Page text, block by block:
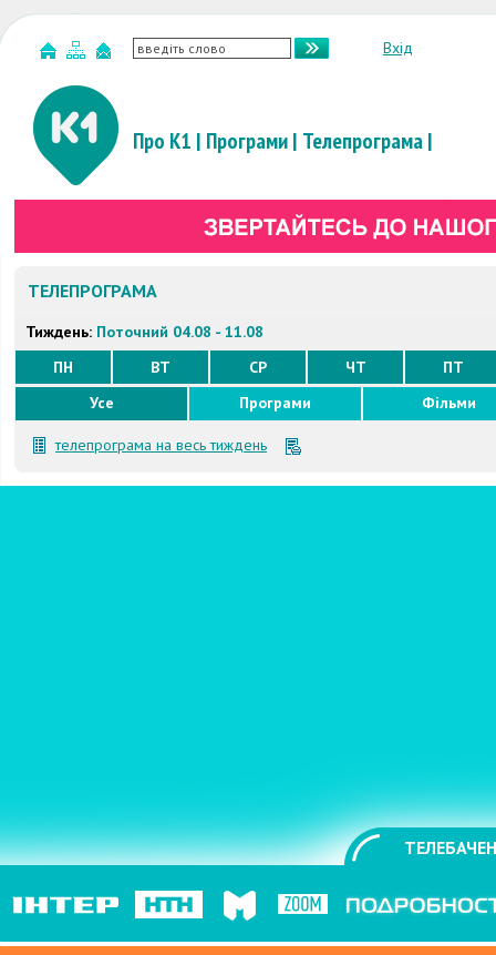
Вхід
Про К1 | Програми| Телепрограма|
ТЕЛЕПРОГРАМА
Тиждень: Поточний 04.08 - 11.08
ПН
ВТ СР ЧТ
ПТ
Усе
Програми Фільми
телепрограма на весь тиждень